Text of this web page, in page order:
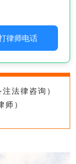
律师电话
法律咨询）
）